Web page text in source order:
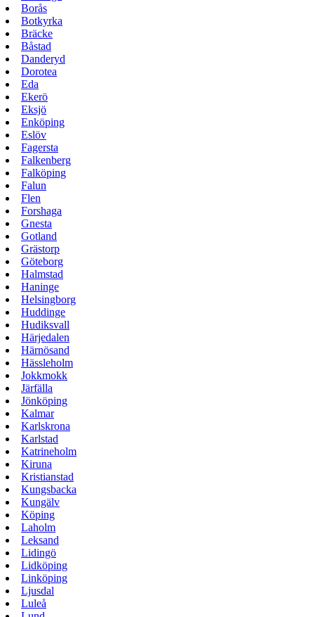
Borås
Botkyrka
Bräcke
Båstad
Danderyd
Dorotea
Eda
Ekerö
Eksjö
Enköping
Eslöv
Fagersta
Falkenberg
Falköping
Falun
Flen
Forshaga
Gnesta
Gotland
Grästorp
Göteborg
Halmstad
Haninge
Helsingborg
Huddinge
Hudiksvall
Härjedalen
Härnösand
Hässleholm
Jokkmokk
Järfälla
Jönköping
Kalmar
Karlskrona
Karlstad
Katrineholm
Kiruna
Kristianstad
Kungsbacka
Kungälv
Köping
Laholm
Leksand
Lidingö
Lidköping
Linköping
Ljusdal
Luleå